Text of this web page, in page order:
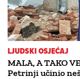
LJUDSKI OSJEĆAJ
MALA, A TAKO
Petrinji učinio